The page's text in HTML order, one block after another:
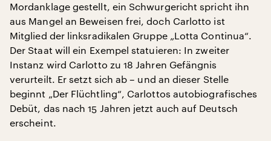
Mordanklage gestellt, ein Schwurgericht spricht ihn
aus Mangel an Beweisen frei, doch Carlotto ist
Mitglied der linksradikalen Gruppe „Lotta Continua“.
Der Staat will ein Exempel statuieren: In zweiter
Instanz wird Carlotto zu 18 Jahren Gefängnis
verurteilt. Er setzt sich ab – und an dieser Stelle
beginnt „Der Flüchtling“, Carlottos autobiografisches
Debüt, das nach 15 Jahren jetzt auch auf Deutsch
erscheint.